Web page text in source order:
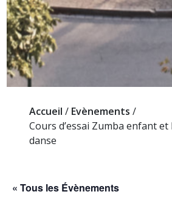
Accueil / Evènements /
Cours d’essai Zumba enfant et
danse
« Tous les Évènements